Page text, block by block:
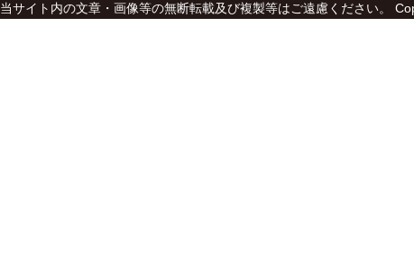
当サイト内の文章・画像等の無断転載及び複製等はご遠慮ください。